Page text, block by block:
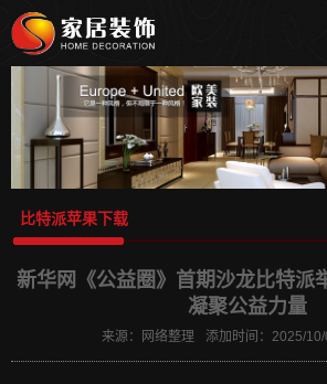
网站首页
bitpie安卓下载
比特派安卓下载
bitpie下载钱包
比特派
bitpie
比特派APP
bitpie官网
比特派苹果下载
新华网《公益圈》首期沙龙比特派
凝聚公益力量
来源： 网络整理 添加时间： 2025/10/